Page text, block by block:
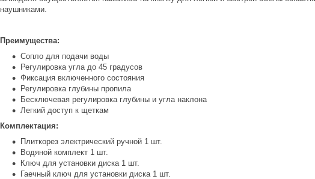
наушниками.
Преимущества:
Сопло для подачи воды
Регулировка угла до 45 градусов
Фиксация включенного состояния
Регулировка глубины пропила
Бесключевая регулировка глубины и угла наклона
Легкий доступ к щеткам
Комплектация:
Плиткорез электрический ручной 1 шт.
Водяной комплект 1 шт.
Ключ для установки диска 1 шт.
Гаечный ключ для установки диска 1 шт.